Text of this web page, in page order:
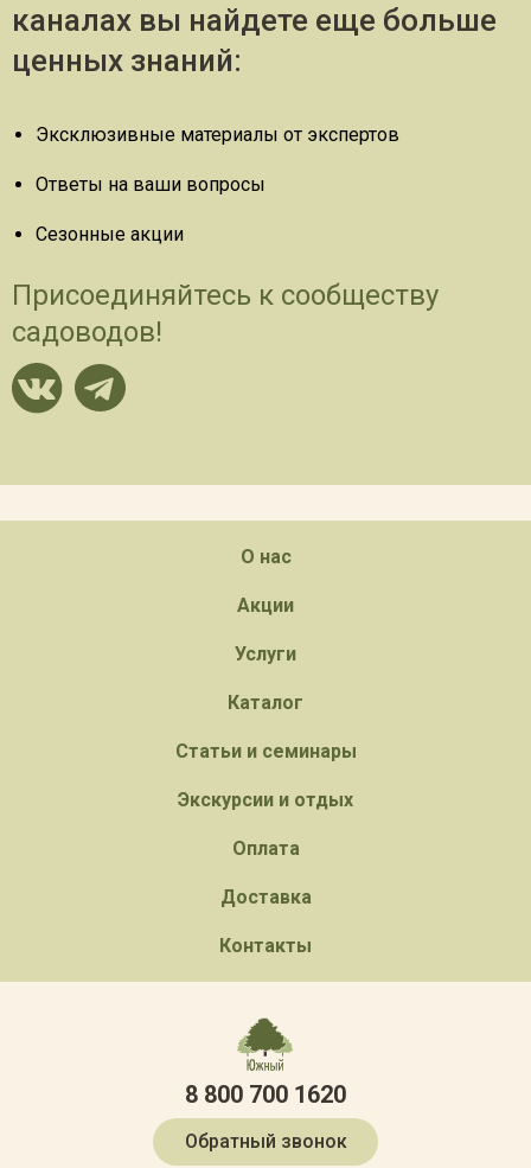
каналах вы найдете еще больше
ценных знаний:
Эксклюзивные материалы от экспертов
Ответы на ваши вопросы
Сезонные акции
Присоединяйтесь к сообществу
садоводов!
О нас
Акции
Услуги
Каталог
Статьи и семинары
Экскурсии и отдых
Оплата
Доставка
Контакты
8 800 700 1620
Обратный звонок